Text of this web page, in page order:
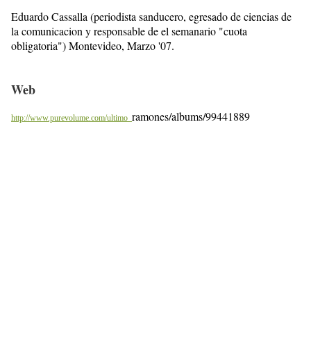
Eduardo Cassalla (periodista sanducero, egresado de ciencias de
la comunicacion y responsable de el semanario "cuota
obligatoria") Montevideo, Marzo '07.
Web
http://www.purevolume.com/ultimo_ ramones/albums/99441889